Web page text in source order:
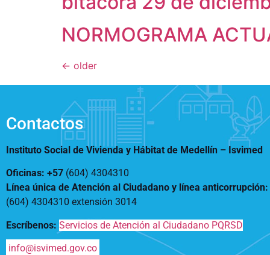
NORMOGRAMA
← older
Contactos
Instituto Social de Vivienda y Hábitat de Medellín – Isvimed
Oficinas: +57 (604) 4304310
Línea única de Atención al Ciudadano y línea anticorrupción:
(604) 4304310 extensión 3014
Escríbenos: Servicios de Atención al Ciudadano PQRSD
info@isvimed.gov.co